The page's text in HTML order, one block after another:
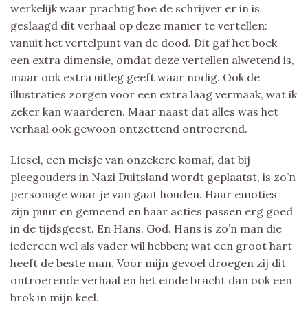
werkelijk waar prachtig hoe de schrijver er in is
geslaagd dit verhaal op deze manier te vertellen:
vanuit het vertelpunt van de dood. Dit gaf het boek
een extra dimensie, omdat deze vertellen alwetend is,
maar ook extra uitleg geeft waar nodig. Ook de
illustraties zorgen voor een extra laag vermaak, wat ik
zeker kan waarderen. Maar naast dat alles was het
verhaal ook gewoon ontzettend ontroerend.
Liesel, een meisje van onzekere komaf, dat bij
pleegouders in Nazi Duitsland wordt geplaatst, is zo’n
personage waar je van gaat houden. Haar emoties
zijn puur en gemeend en haar acties passen erg goed
in de tijdsgeest. En Hans. God. Hans is zo’n man die
iedereen wel als vader wil hebben; wat een groot hart
heeft de beste man. Voor mijn gevoel droegen zij dit
ontroerende verhaal en het einde bracht dan ook een
brok in mijn keel.